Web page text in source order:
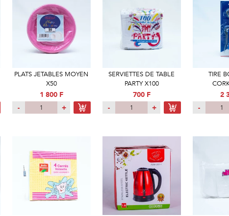
PLATS JETABLES MOYEN
X50
1 800 F
-
+
SERVIETTES DE TABLE
PARTY X100
700 F
-
+
TIRE
2
-